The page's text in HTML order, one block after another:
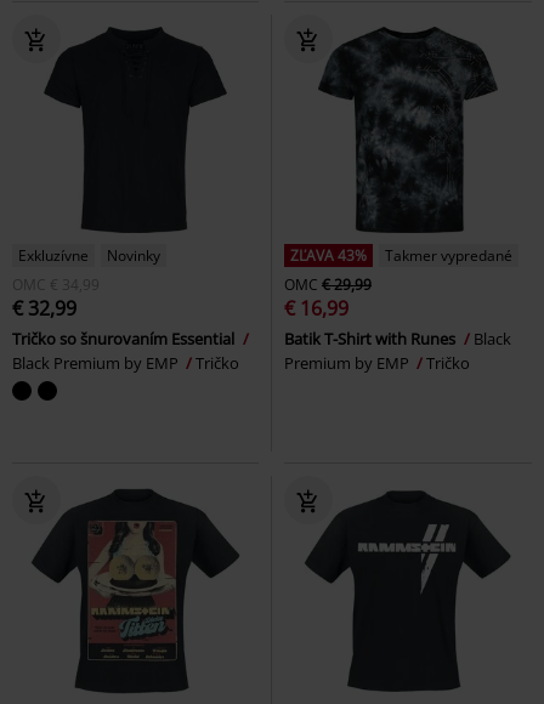
Exkluzívne
Novinky
OMC € 34,99
€ 32,99
Tričko so šnurovaním Essential
Black Premium by EMP
Tričko
ZĽAVA 43%
Takmer vypredané
OMC € 29,99
€ 16,99
Batik T-Shirt with Runes
Black
Premium by EMP
Tričko